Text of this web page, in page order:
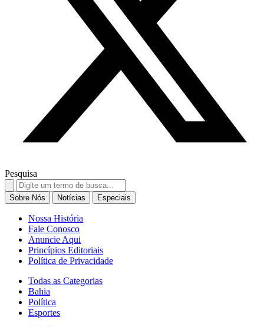
Pesquisa
Search
for:
Sobre Nós Notícias Especiais
Nossa História
Fale Conosco
Anuncie Aqui
Princípios Editoriais
Política de Privacidade
Todas as Categorias
Bahia
Política
Esportes